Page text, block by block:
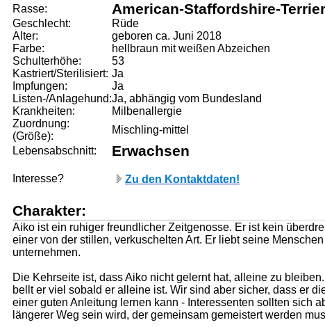
Rasse: American-Staffordshire-
Geschlecht:
Rüde
Alter:
geboren ca. Juni 2018
Farbe:
hellbraun mit weißen Abzeichen
Schulterhöhe:
53
Kastriert/Sterilisiert: Ja
Impfungen:
Ja
Listen-/Anlagehund:Ja, abhängig vom Bundesland
Krankheiten:
Milbenallergie
Zuordnung:
(Größe):
Mischling-mittel
Lebensabschnitt:
Erwachsen
Interesse? Zu den Kontaktdaten!
Charakter:
Aiko ist ein ruhiger freundlicher Zeitgenosse. Er ist kein
einer von der stillen, verkuschelten Art. Er liebt seine
unternehmen.
Die Kehrseite ist, dass Aiko nicht gelernt hat, alleine zu
bellt er viel sobald er alleine ist. Wir sind aber sicher, dass er
einer guten Anleitung lernen kann - Interessenten sollten sich
längerer Weg sein wird, der gemeinsam gemeistert werden